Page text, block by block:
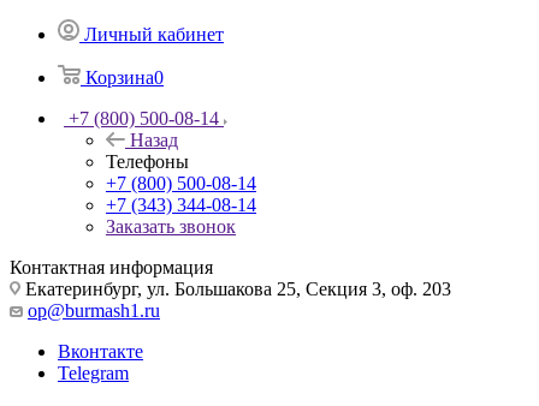
Личный кабинет
Корзина0
+7 (800) 500-08-14
Назад
Телефоны
+7 (800) 500-08-14
+7 (343) 344-08-14
Заказать звонок
Контактная информация
Екатеринбург, ул. Большакова 25, Секция 3, оф. 203
op@burmash1.ru
Вконтакте
Telegram